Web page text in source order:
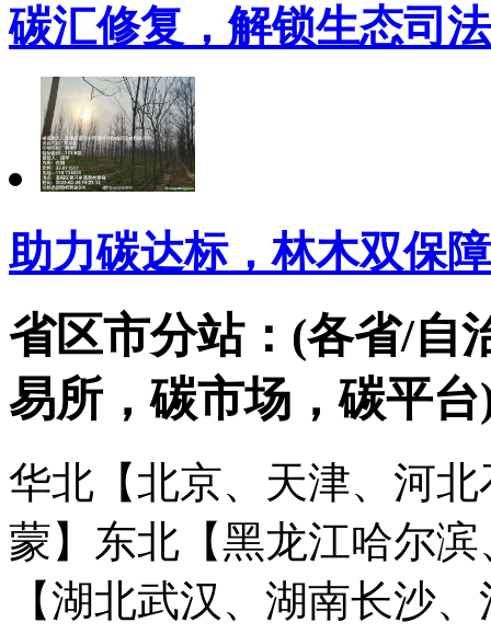
碳汇修复，解锁生态司
助力碳达标，林木双保
省区市分站：(各省/自
易所，碳市场，碳平台
华北【北京、天津、河
蒙】 东北【黑龙江哈尔
【湖北武汉、湖南长沙